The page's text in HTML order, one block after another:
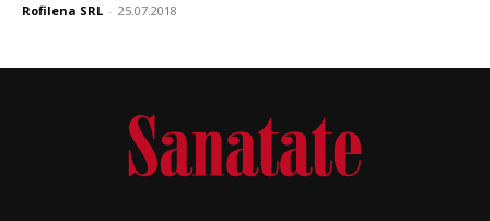
Rofilena SRL - 25.07.2018